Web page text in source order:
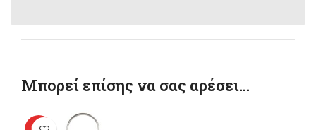
Μπορεί επίσης να σας αρέσει…